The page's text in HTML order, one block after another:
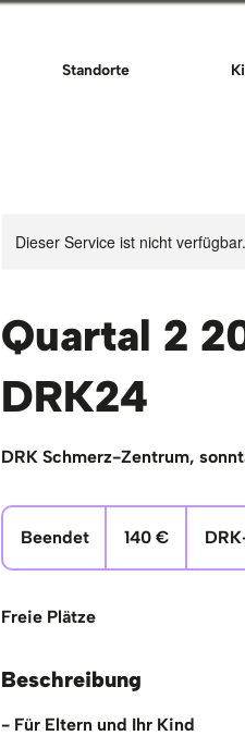
Standorte
Dieser Service ist nicht
Quartal 2
DRK24
DRK Schmerz-Zentrum,
Beendet
e
n
e
t
140 €
Freie Plätze
Beschreibung
- Für Eltern und Ihr Kind